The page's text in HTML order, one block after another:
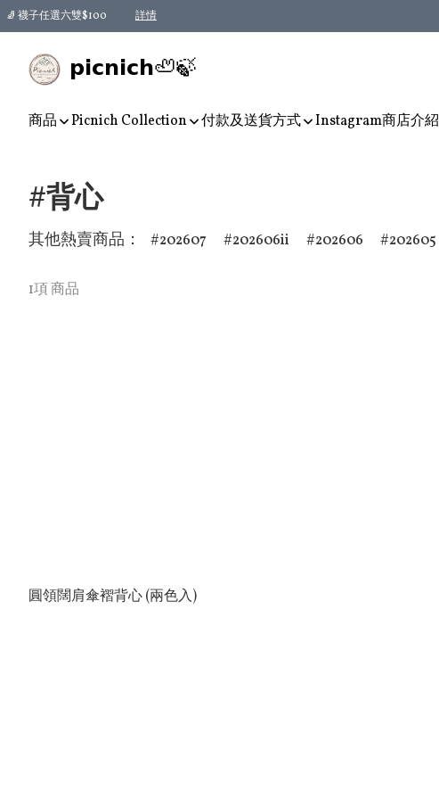
🧦 襪子任選六雙$100 詳情
𝗽𝗶𝗰𝗻𝗶𝗰𝗵🦥🍃
商品 Picnich Collection 付款及送貨方式 Instagram商店介紹
#背心
其他熱賣商品： 202607 202606ii 202606 202605
1項 商品
圓領闊肩傘褶背心 (兩色入)